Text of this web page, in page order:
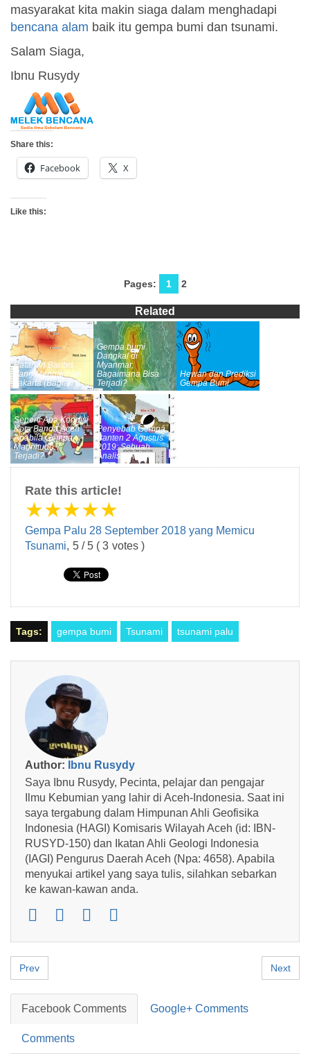
masyarakat kita makin siaga dalam menghadapi
bencana alam baik itu gempa bumi dan tsunami.
Salam Siaga,
Ibnu Rusydy
Share this:
Facebook X
Like this:
Pages: 1 2
Related
Patahan Baribis
Yang Mengancam
Jakarta (Bagian I)
Gempa bumi
Dangkal di
Myanmar,
Bagaimana Bisa
Terjadi?
Hewan dan Prediksi
Gempa Bumi
Seperti Apa Kondisi
Kota Banda Aceh
Apabila Gempa
Magnitudo 7
Terjadi?
Penyebab Gempa
Banten 2 Agustus
2019: Sebuah
Analisis Awal
Rate this article!
★★★★★
Gempa Palu 28 September 2018 yang Memicu
Tsunami, 5 / 5 ( 3 votes )
Tags: gempa bumi Tsunami tsunami palu
Author:
Ibnu Rusydy
Saya Ibnu Rusydy, Pecinta, pelajar dan pengajar
Ilmu Kebumian yang lahir di Aceh-Indonesia. Saat ini
saya tergabung dalam Himpunan Ahli Geofisika
Indonesia (HAGI) Komisaris Wilayah Aceh (id: IBN-
RUSYD-150) dan Ikatan Ahli Geologi Indonesia
(IAGI) Pengurus Daerah Aceh (Npa: 4658). Apabila
menyukai artikel yang saya tulis, silahkan sebarkan
ke kawan-kawan anda.
Prev Next
Facebook Comments Google+ Comments
Comments